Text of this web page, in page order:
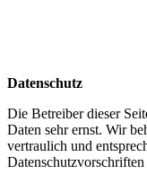
Datenschutz
Die Betreiber dieser
Daten sehr ernst. Wir
vertraulich und